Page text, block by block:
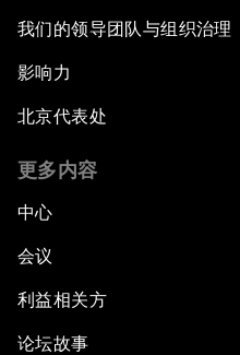
我们的领导团队与组织治理
影响力
北京代表处
更多内容
中心
会议
利益相关方
论坛故事